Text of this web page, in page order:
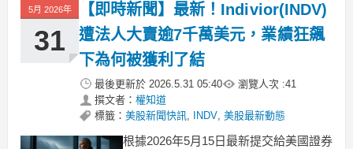
5月 2026年
31
【即時新聞】最新！Indivior(INDV)
遭法人大賣逾7千萬美元，業績狂飆
下為何被獲利了結
最後更新於 2026.5.31 05:40 瀏覽人次 :41
撰文者： 權知道
標籤： 美股新聞快訊, INDV, 美股最新動態
根據2026年5月15日最新提交給美國證券